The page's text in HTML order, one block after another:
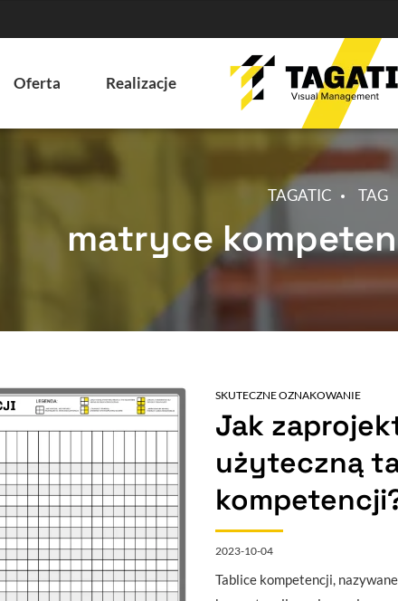
Oferta Realizacje
TAGATIC TAG
matryce
SKUTECZNE OZNAKOWANIE
Jak
użyteczną
2023-10-04
Tablice kompetencji,